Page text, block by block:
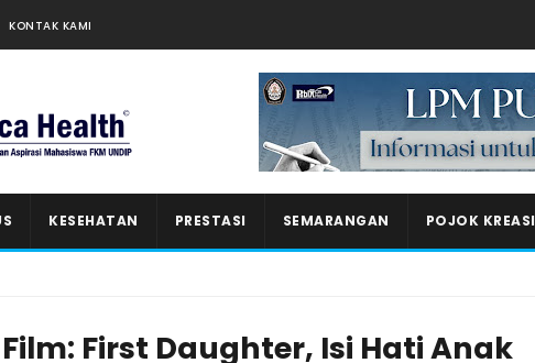
KONTAK KAMI
Masukkan iklan disini!
KESEHATAN PRESTASI SEMARANGAN POJOK KREASI
Film: First Daughter, Isi Hati Anak